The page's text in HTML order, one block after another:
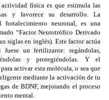
física es que estimula las
y favorece su desarrollo. La
fortalecimiento neuronal, es una
“Factor Neurotrófico Derivado
siglas en inglés). Este factor actúa
un fertilizante: regándolas,
y protegiéndolas. Y el
activar esta molécula, o sea que
mediante la activación de tu
de BDNF, mejorando el proceso
mental.